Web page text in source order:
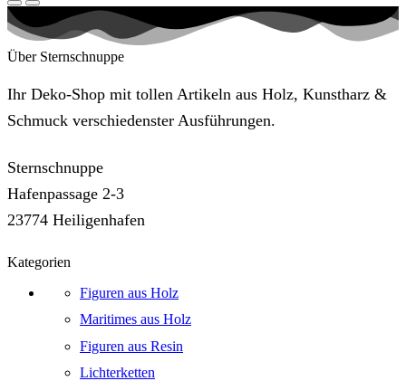
Über Sternschnuppe
Ihr Deko-Shop mit tollen Artikeln aus Holz, Kunstharz &
Schmuck verschiedenster Ausführungen.
Sternschnuppe
Hafenpassage 2-3
23774 Heiligenhafen
Kategorien
Figuren aus Holz
Maritimes aus Holz
Figuren aus Resin
Lichterketten